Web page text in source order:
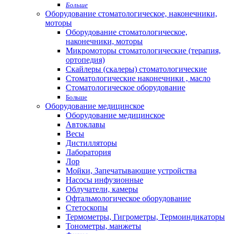
Больше
Оборудование стоматологическое, наконечники,
моторы
Оборудование стоматологическое,
наконечники, моторы
Микромоторы стоматологические (терапия,
ортопедия)
Скайлеры (скалеры) стоматологические
Стоматологические наконечники , масло
Стоматологическое оборудование
Больше
Оборудование медицинское
Оборудование медицинское
Автоклавы
Весы
Дистилляторы
Лаборатория
Лор
Мойки, Запечатывающие устройства
Насосы инфузионные
Облучатели, камеры
Офтальмологическое оборудование
Стетоскопы
Термометры, Гигрометры, Термоиндикаторы
Тонометры, манжеты